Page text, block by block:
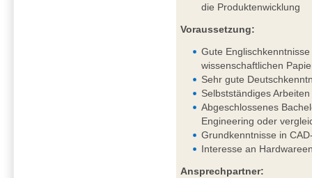
die Produktenwicklung
Voraussetzung:
Gute
wissenschaftlichen
Sehr gute
Selbstständiges
Abgeschlossenes
Engineering oder
Grundkenntnisse in
Interesse an
Ansprechpartner: